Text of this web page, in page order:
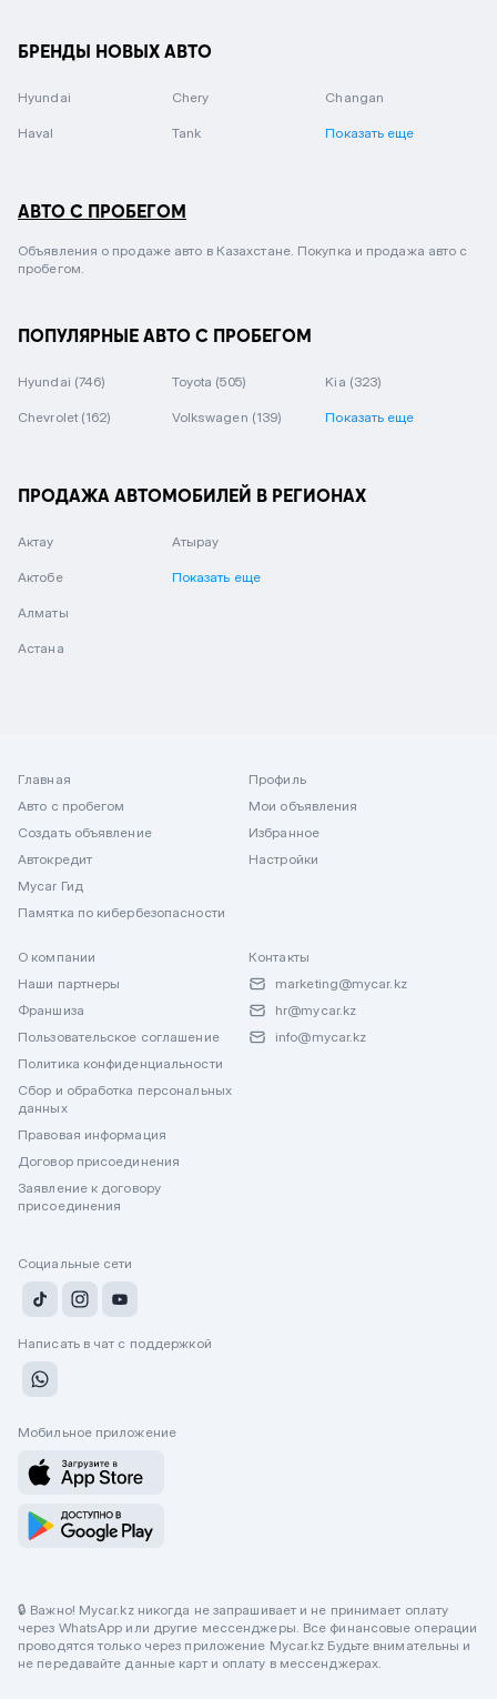
БРЕНДЫ НОВЫХ АВТО
Hyundai Chery Changan
Haval Tank Показать еще
АВТО С ПРОБЕГОМ
Объявления о продаже авто в Казахстане. Покупка и продажа авто с
пробегом.
ПОПУЛЯРНЫЕ АВТО С ПРОБЕГОМ
Hyundai (746) Toyota (505) Kia (323)
Chevrolet (162) Volkswagen (139) Показать еще
ПРОДАЖА АВТОМОБИЛЕЙ В РЕГИОНАХ
Актау
Актобе
Алматы
Астана
Атырау
Показать еще
Главная
Авто с пробегом
Создать объявление
Автокредит
Mycar Гид
Памятка по кибербезопасности
Профиль
Мои объявления
Избранное
Настройки
О компании
Наши партнеры
Франшиза
Пользовательское соглашение
Политика конфиденциальности
Сбор и обработка персональных
данных
Правовая информация
Договор присоединения
Заявление к договору
присоединения
Контакты
marketing@mycar.kz
hr@mycar.kz
info@mycar.kz
Социальные сети
Написать в чат с поддержкой
Мобильное приложение
🔒 Важно! Mycar.kz никогда не запрашивает и не принимает оплату
через WhatsApp или другие мессенджеры. Все финансовые операции
проводятся только через приложение Mycar.kz Будьте внимательны и
не передавайте данные карт и оплату в мессенджерах.